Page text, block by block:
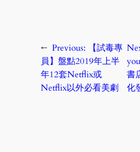
← Previous:
【試毒專
員】盤點2019年上半
年12套Netflix或
Netflix以外必看美劇
書
化